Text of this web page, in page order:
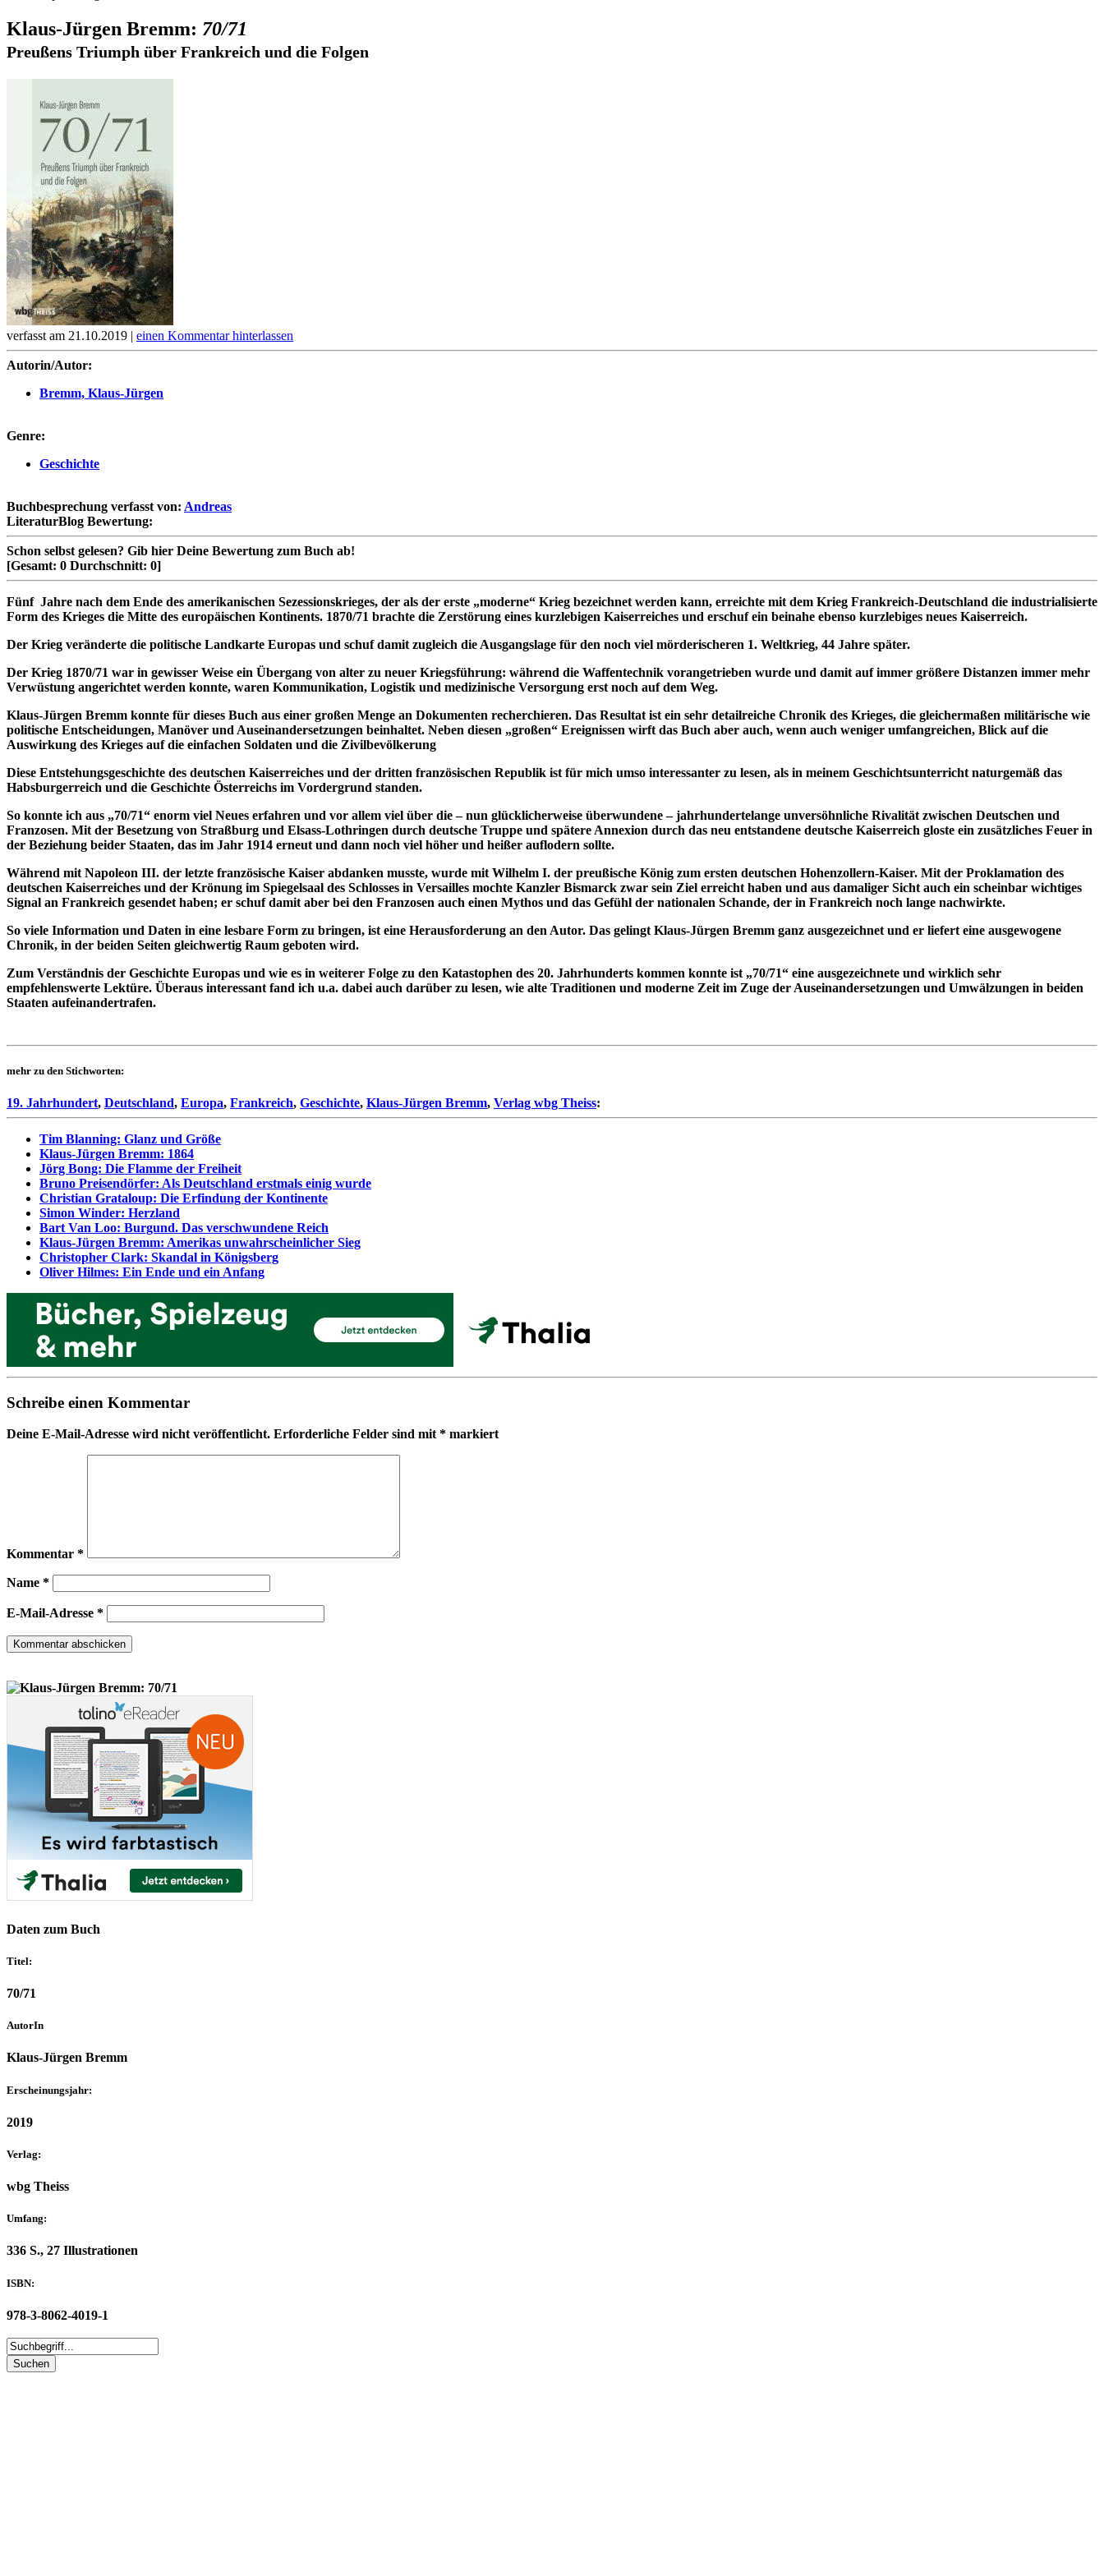
Klaus-Jürgen Bremm: 70/71
Preußens Triumph über Frankreich und die Folgen
verfasst am 21.10.2019 | einen Kommentar hinterlassen
Autorin/Autor:
Bremm, Klaus-Jürgen
Genre:
Geschichte
Buchbesprechung verfasst von: Andreas
LiteraturBlog Bewertung:
Schon selbst gelesen? Gib hier Deine Bewertung zum Buch ab!
[Gesamt: 0 Durchschnitt: 0]
Fünf Jahre nach dem Ende des amerikanischen Sezessionskrieges, der als der erste „moderne“ Krieg bezeichnet werden kann, erreichte mit dem Krieg Frankreich-Deutschland die industrialisierte
Form des Krieges die Mitte des europäischen Kontinents. 1870/71 brachte die Zerstörung eines kurzlebigen Kaiserreiches und erschuf ein beinahe ebenso kurzlebiges neues Kaiserreich.
Der Krieg veränderte die politische Landkarte Europas und schuf damit zugleich die Ausgangslage für den noch viel mörderischeren 1. Weltkrieg, 44 Jahre später.
Der Krieg 1870/71 war in gewisser Weise ein Übergang von alter zu neuer Kriegsführung: während die Waffentechnik vorangetrieben wurde und damit auf immer größere Distanzen immer mehr
Verwüstung angerichtet werden konnte, waren Kommunikation, Logistik und medizinische Versorgung erst noch auf dem Weg.
Klaus-Jürgen Bremm konnte für dieses Buch aus einer großen Menge an Dokumenten recherchieren. Das Resultat ist ein sehr detailreiche Chronik des Krieges, die gleichermaßen militärische wie
politische Entscheidungen, Manöver und Auseinandersetzungen beinhaltet. Neben diesen „großen“ Ereignissen wirft das Buch aber auch, wenn auch weniger umfangreichen, Blick auf die
Auswirkung des Krieges auf die einfachen Soldaten und die Zivilbevölkerung
Diese Entstehungsgeschichte des deutschen Kaiserreiches und der dritten französischen Republik ist für mich umso interessanter zu lesen, als in meinem Geschichtsunterricht naturgemäß das
Habsburgerreich und die Geschichte Österreichs im Vordergrund standen.
So konnte ich aus „70/71“ enorm viel Neues erfahren und vor allem viel über die – nun glücklicherweise überwundene – jahrhundertelange unversöhnliche Rivalität zwischen Deutschen und
Franzosen. Mit der Besetzung von Straßburg und Elsass-Lothringen durch deutsche Truppe und spätere Annexion durch das neu entstandene deutsche Kaiserreich gloste ein zusätzliches Feuer in
der Beziehung beider Staaten, das im Jahr 1914 erneut und dann noch viel höher und heißer auflodern sollte.
Während mit Napoleon III. der letzte französische Kaiser abdanken musste, wurde mit Wilhelm I. der preußische König zum ersten deutschen Hohenzollern-Kaiser. Mit der Proklamation des
deutschen Kaiserreiches und der Krönung im Spiegelsaal des Schlosses in Versailles mochte Kanzler Bismarck zwar sein Ziel erreicht haben und aus damaliger Sicht auch ein scheinbar wichtiges
Signal an Frankreich gesendet haben; er schuf damit aber bei den Franzosen auch einen Mythos und das Gefühl der nationalen Schande, der in Frankreich noch lange nachwirkte.
So viele Information und Daten in eine lesbare Form zu bringen, ist eine Herausforderung an den Autor. Das gelingt Klaus-Jürgen Bremm ganz ausgezeichnet und er liefert eine ausgewogene
Chronik, in der beiden Seiten gleichwertig Raum geboten wird.
Zum Verständnis der Geschichte Europas und wie es in weiterer Folge zu den Katastophen des 20. Jahrhunderts kommen konnte ist „70/71“ eine ausgezeichnete und wirklich sehr
empfehlenswerte Lektüre. Überaus interessant fand ich u.a. dabei auch darüber zu lesen, wie alte Traditionen und moderne Zeit im Zuge der Auseinandersetzungen und Umwälzungen in beiden
Staaten aufeinandertrafen.
mehr zu den Stichworten:
19. Jahrhundert, Deutschland, Europa, Frankreich, Geschichte, Klaus-Jürgen Bremm, Verlag wbg Theiss:
Tim Blanning: Glanz und Größe
Klaus-Jürgen Bremm: 1864
Jörg Bong: Die Flamme der Freiheit
Bruno Preisendörfer: Als Deutschland erstmals einig wurde
Christian Grataloup: Die Erfindung der Kontinente
Simon Winder: Herzland
Bart Van Loo: Burgund. Das verschwundene Reich
Klaus-Jürgen Bremm: Amerikas unwahrscheinlicher Sieg
Christopher Clark: Skandal in Königsberg
Oliver Hilmes: Ein Ende und ein Anfang
Schreibe einen Kommentar
Deine E-Mail-Adresse wird nicht veröffentlicht. Erforderliche Felder sind mit* markiert
Kommentar *
Name *
E-Mail-Adresse *
Daten zum Buch
Titel:
70/71
AutorIn
Klaus-Jürgen Bremm
Erscheinungsjahr:
2019
Verlag:
wbg Theiss
Umfang:
336 S., 27 Illustrationen
ISBN:
978-3-8062-4019-1